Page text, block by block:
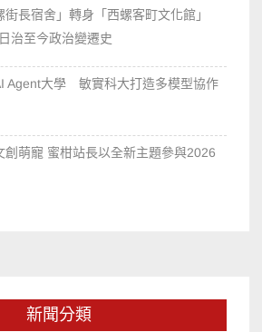
長宿舍」轉身「西螺客町文化館」
治至今政治變遷史
Agent大學 敏實科大打造多模型協作
創萌寵 蜜柑站長以全新主題參與2026
新聞分類